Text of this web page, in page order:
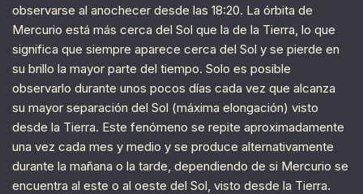
observarse al anochecer desde las 18:20. La órbita de
Mercurio está más cerca del Sol que la de la Tierra, lo que
significa que siempre aparece cerca del Sol y se pierde en
su brillo la mayor parte del tiempo. Solo es posible
observarlo durante unos pocos días cada vez que alcanza
su mayor separación del Sol (máxima elongación) visto
desde la Tierra. Este fenómeno se repite aproximadamente
una vez cada mes y medio y se produce alternativamente
durante la mañana o la tarde, dependiendo de si Mercurio se
encuentra al este o al oeste del Sol, visto desde la Tierra.